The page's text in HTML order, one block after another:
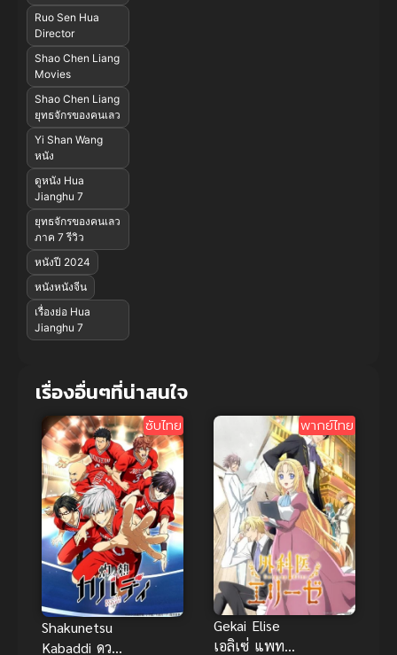
Ruo Sen Hua
Director
Shao Chen Liang
Movies
Shao Chen Liang
ยุทธจักรของคนเลว
Yi Shan Wang
หนัง
ดูหนัง Hua
Jianghu 7
ยุทธจักรของคนเลว
ภาค 7 รีวิว
หนังปี 2024
หนังหนังจีน
เรื่องย่อ Hua
Jianghu 7
เรื่องอื่นๆที่น่าสนใจ
ซับไทย
Shakunetsu
Kabaddi ดวล
พากย์ไทย
Gekai Elise
เอลิเซ่ แพทย์